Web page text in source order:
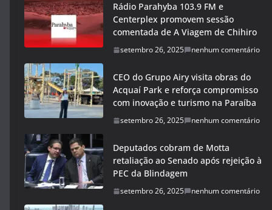
Rádio Parahyba 103.9 FM e
Centerplex promovem sessão
comentada de A Viagem de Chihiro
setembro 26, 2025 nenhum comentário
CEO do Grupo Airy visita obras do
Acquaí Park e reforça compromisso
com inovação e turismo na Paraíba
setembro 26, 2025 nenhum comentário
Deputados cobram de Motta
retaliação ao Senado após rejeição à
PEC da Blindagem
setembro 26, 2025 nenhum comentário